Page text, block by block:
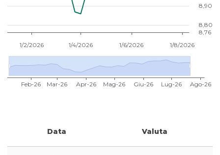
Data Valuta